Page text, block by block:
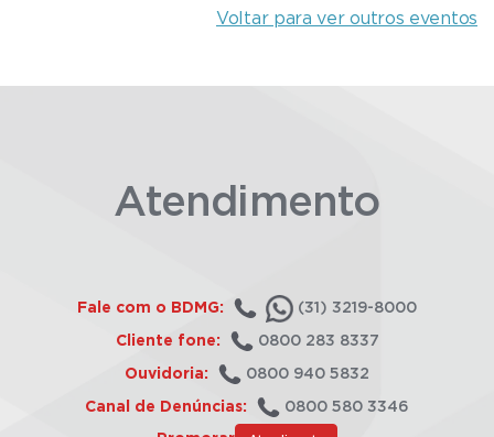
Voltar para ver outros eventos
Atendimento
Fale com o BDMG: (31) 3219-8000
Cliente fone: 0800 283 8337
Ouvidoria: 0800 940 5832
Canal de Denúncias: 0800 580 3346